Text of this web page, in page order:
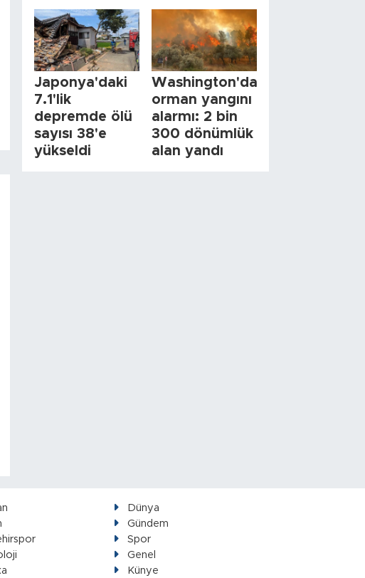
Japonya'daki
7.1'lik
depremde ölü
sayısı 38'e
yükseldi
Washington'da
orman yangını
alarmı: 2 bin
300 dönümlük
alan yandı
Dünya
Gündem
Spor
Genel
Künye